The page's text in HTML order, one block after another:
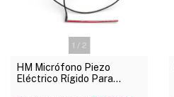
1 / 2
HM Micrófono Piezo
Eléctrico Rígido Para